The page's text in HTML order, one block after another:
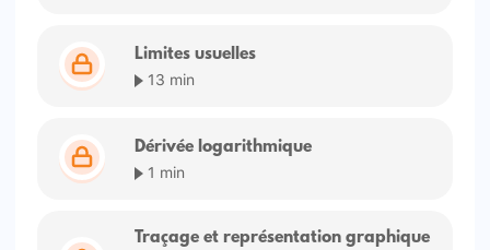
Limites usuelles
13 min
Dérivée logarithmique
1 min
Traçage et représentation graphique